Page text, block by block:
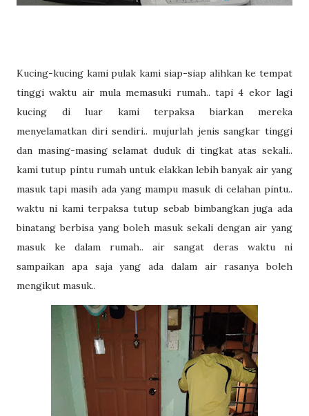
Kucing-kucing kami pulak kami siap-siap alihkan ke tempat
tinggi waktu air mula memasuki rumah.. tapi 4 ekor lagi
kucing di luar kami terpaksa biarkan mereka
menyelamatkan diri sendiri.. mujurlah jenis sangkar tinggi
dan masing-masing selamat duduk di tingkat atas sekali..
kami tutup pintu rumah untuk elakkan lebih banyak air yang
masuk tapi masih ada yang mampu masuk di celahan pintu..
waktu ni kami terpaksa tutup sebab bimbangkan juga ada
binatang berbisa yang boleh masuk sekali dengan air yang
masuk ke dalam rumah.. air sangat deras waktu ni
sampaikan apa saja yang ada dalam air rasanya boleh
mengikut masuk..